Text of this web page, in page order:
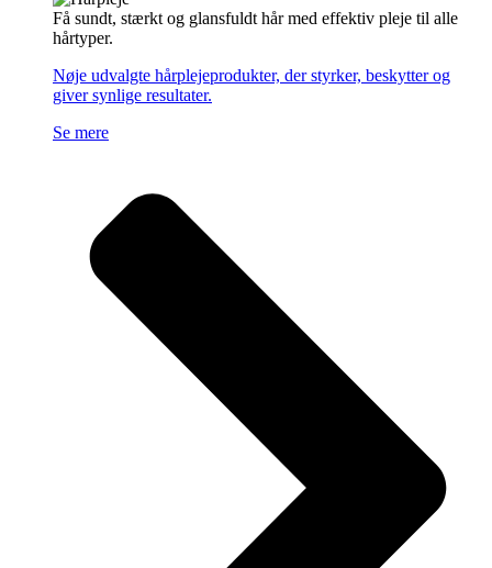
Få sundt, stærkt og glansfuldt hår med effektiv pleje til alle
hårtyper.
Nøje udvalgte hårplejeprodukter, der styrker, beskytter og
giver synlige resultater.
Se mere